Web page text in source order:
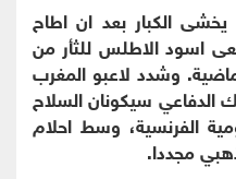
يخشى الكبار بعد ان اطاح
اسود الاطلس للثأر من
وشدد لاعبو المغرب
الدفاعي سيكونان السلاح
الفرنسية، وسط احلام
مجددا.